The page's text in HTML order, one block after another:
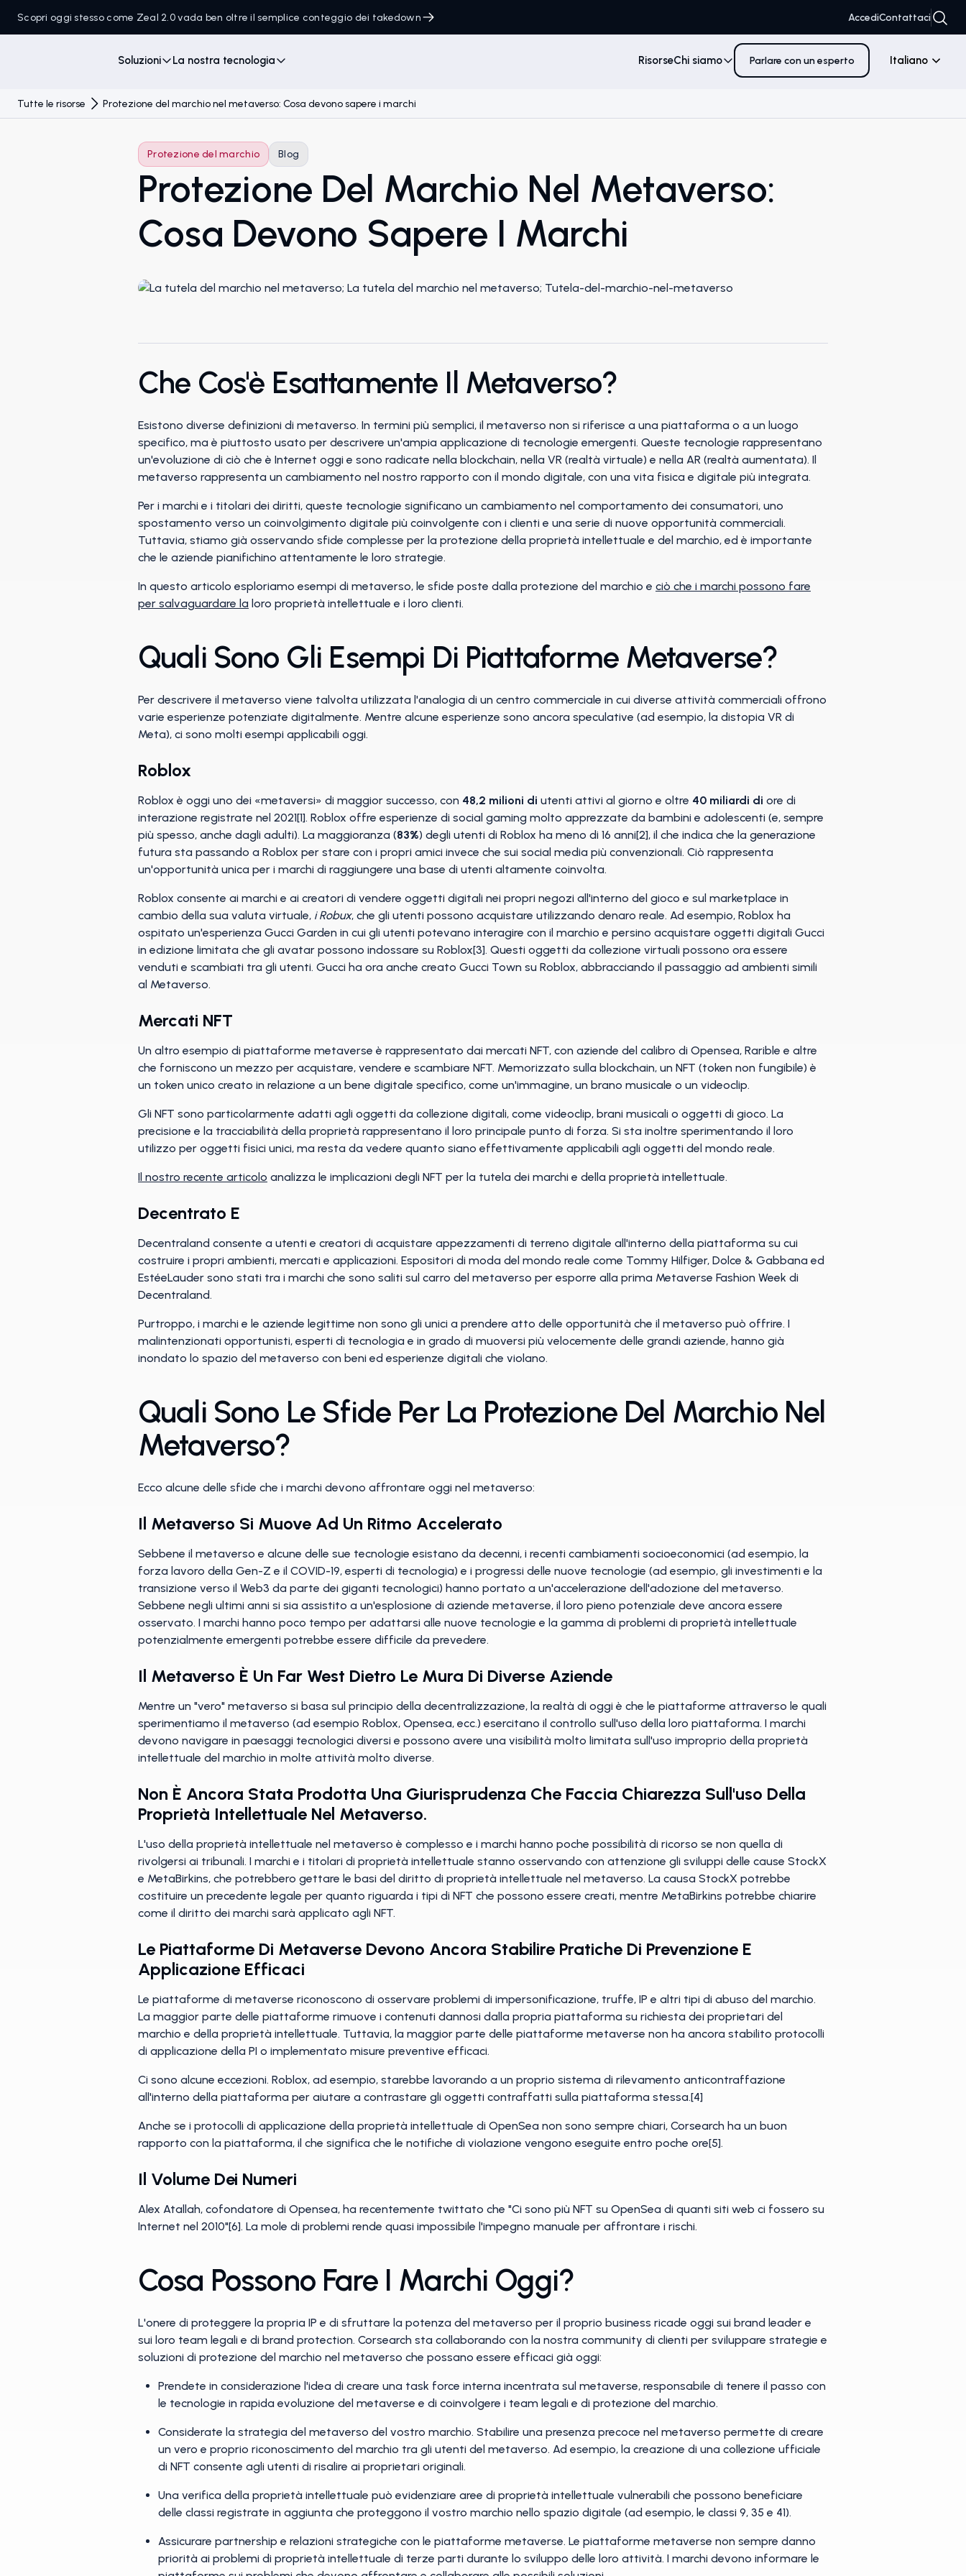
Scopri oggi stesso come Zeal 2.0 vada ben oltre il semplice conteggio dei takedown AccediContattaci
Soluzioni La nostra tecnologia RisorseChi siamo Parlare con un esperto Italiano
Tutte le risorse Protezione del marchio nel metaverso: Cosa devono sapere i marchi
Protezione del marchio Blog
Protezione Del Marchio Nel Metaverso:
Cosa Devono Sapere I Marchi
Che Cos'è Esattamente Il Metaverso?
Esistono diverse definizioni di metaverso. In termini più semplici, il metaverso non si riferisce a una piattaforma o a un luogo
specifico, ma è piuttosto usato per descrivere un'ampia applicazione di tecnologie emergenti. Queste tecnologie rappresentano
un'evoluzione di ciò che è Internet oggi e sono radicate nella blockchain, nella VR (realtà virtuale) e nella AR (realtà aumentata). Il
metaverso rappresenta un cambiamento nel nostro rapporto con il mondo digitale, con una vita fisica e digitale più integrata.
Per i marchi e i titolari dei diritti, queste tecnologie significano un cambiamento nel comportamento dei consumatori, uno
spostamento verso un coinvolgimento digitale più coinvolgente con i clienti e una serie di nuove opportunità commerciali.
Tuttavia, stiamo già osservando sfide complesse per la protezione della proprietà intellettuale e del marchio, ed è importante
che le aziende pianifichino attentamente le loro strategie.
In questo articolo esploriamo esempi di metaverso, le sfide poste dalla protezione del marchio e ciò che i marchi possono fare
per salvaguardare la loro proprietà intellettuale e i loro clienti.
Quali Sono Gli Esempi Di Piattaforme Metaverse?
Per descrivere il metaverso viene talvolta utilizzata l'analogia di un centro commerciale in cui diverse attività commerciali offrono
varie esperienze potenziate digitalmente. Mentre alcune esperienze sono ancora speculative (ad esempio, la distopia VR di
Meta), ci sono molti esempi applicabili oggi.
Roblox
Roblox è oggi uno dei «metaversi» di maggior successo, con 48,2 milioni di utenti attivi al giorno e oltre 40 miliardi di ore di
interazione registrate nel 2021[1]. Roblox offre esperienze di social gaming molto apprezzate da bambini e adolescenti (e, sempre
più spesso, anche dagli adulti). La maggioranza (83%) degli utenti di Roblox ha meno di 16 anni[2], il che indica che la generazione
futura sta passando a Roblox per stare con i propri amici invece che sui social media più convenzionali. Ciò rappresenta
un'opportunità unica per i marchi di raggiungere una base di utenti altamente coinvolta.
Roblox consente ai marchi e ai creatori di vendere oggetti digitali nei propri negozi all'interno del gioco e sul marketplace in
cambio della sua valuta virtuale, i Robux, che gli utenti possono acquistare utilizzando denaro reale. Ad esempio, Roblox ha
ospitato un'esperienza Gucci Garden in cui gli utenti potevano interagire con il marchio e persino acquistare oggetti digitali Gucci
in edizione limitata che gli avatar possono indossare su Roblox[3]. Questi oggetti da collezione virtuali possono ora essere
venduti e scambiati tra gli utenti. Gucci ha ora anche creato Gucci Town su Roblox, abbracciando il passaggio ad ambienti simili
al Metaverso.
Mercati NFT
Un altro esempio di piattaforme metaverse è rappresentato dai mercati NFT, con aziende del calibro di Opensea, Rarible e altre
che forniscono un mezzo per acquistare, vendere e scambiare NFT. Memorizzato sulla blockchain, un NFT (token non fungibile) è
un token unico creato in relazione a un bene digitale specifico, come un'immagine, un brano musicale o un videoclip.
Gli NFT sono particolarmente adatti agli oggetti da collezione digitali, come videoclip, brani musicali o oggetti di gioco. La
precisione e la tracciabilità della proprietà rappresentano il loro principale punto di forza. Si sta inoltre sperimentando il loro
utilizzo per oggetti fisici unici, ma resta da vedere quanto siano effettivamente applicabili agli oggetti del mondo reale.
Il nostro recente articolo analizza le implicazioni degli NFT per la tutela dei marchi e della proprietà intellettuale.
Decentrato E
Decentraland consente a utenti e creatori di acquistare appezzamenti di terreno digitale all'interno della piattaforma su cui
costruire i propri ambienti, mercati e applicazioni. Espositori di moda del mondo reale come Tommy Hilfiger, Dolce & Gabbana ed
EstéeLauder sono stati tra i marchi che sono saliti sul carro del metaverso per esporre alla prima Metaverse Fashion Week di
Decentraland.
Purtroppo, i marchi e le aziende legittime non sono gli unici a prendere atto delle opportunità che il metaverso può offrire. I
malintenzionati opportunisti, esperti di tecnologia e in grado di muoversi più velocemente delle grandi aziende, hanno già
inondato lo spazio del metaverso con beni ed esperienze digitali che violano.
Quali Sono Le Sfide Per La Protezione Del Marchio Nel
Metaverso?
Ecco alcune delle sfide che i marchi devono affrontare oggi nel metaverso:
Il Metaverso Si Muove Ad Un Ritmo Accelerato
Sebbene il metaverso e alcune delle sue tecnologie esistano da decenni, i recenti cambiamenti socioeconomici (ad esempio, la
forza lavoro della Gen-Z e il COVID-19, esperti di tecnologia) e i progressi delle nuove tecnologie (ad esempio, gli investimenti e la
transizione verso il Web3 da parte dei giganti tecnologici) hanno portato a un'accelerazione dell'adozione del metaverso.
Sebbene negli ultimi anni si sia assistito a un'esplosione di aziende metaverse, il loro pieno potenziale deve ancora essere
osservato. I marchi hanno poco tempo per adattarsi alle nuove tecnologie e la gamma di problemi di proprietà intellettuale
potenzialmente emergenti potrebbe essere difficile da prevedere.
Il Metaverso È Un Far West Dietro Le Mura Di Diverse Aziende
Mentre un "vero" metaverso si basa sul principio della decentralizzazione, la realtà di oggi è che le piattaforme attraverso le quali
sperimentiamo il metaverso (ad esempio Roblox, Opensea, ecc.) esercitano il controllo sull'uso della loro piattaforma. I marchi
devono navigare in paesaggi tecnologici diversi e possono avere una visibilità molto limitata sull'uso improprio della proprietà
intellettuale del marchio in molte attività molto diverse.
Non È Ancora Stata Prodotta Una Giurisprudenza Che Faccia Chiarezza Sull'uso Della
Proprietà Intellettuale Nel Metaverso.
L'uso della proprietà intellettuale nel metaverso è complesso e i marchi hanno poche possibilità di ricorso se non quella di
rivolgersi ai tribunali. I marchi e i titolari di proprietà intellettuale stanno osservando con attenzione gli sviluppi delle cause StockX
e MetaBirkins, che potrebbero gettare le basi del diritto di proprietà intellettuale nel metaverso. La causa StockX potrebbe
costituire un precedente legale per quanto riguarda i tipi di NFT che possono essere creati, mentre MetaBirkins potrebbe chiarire
come il diritto dei marchi sarà applicato agli NFT.
Le Piattaforme Di Metaverse Devono Ancora Stabilire Pratiche Di Prevenzione E
Applicazione Efficaci
Le piattaforme di metaverse riconoscono di osservare problemi di impersonificazione, truffe, IP e altri tipi di abuso del marchio.
La maggior parte delle piattaforme rimuove i contenuti dannosi dalla propria piattaforma su richiesta dei proprietari del
marchio e della proprietà intellettuale. Tuttavia, la maggior parte delle piattaforme metaverse non ha ancora stabilito protocolli
di applicazione della PI o implementato misure preventive efficaci.
Ci sono alcune eccezioni. Roblox, ad esempio, starebbe lavorando a un proprio sistema di rilevamento anticontraffazione
all'interno della piattaforma per aiutare a contrastare gli oggetti contraffatti sulla piattaforma stessa.[4]
Anche se i protocolli di applicazione della proprietà intellettuale di OpenSea non sono sempre chiari, Corsearch ha un buon
rapporto con la piattaforma, il che significa che le notifiche di violazione vengono eseguite entro poche ore[5].
Il Volume Dei Numeri
Alex Atallah, cofondatore di Opensea, ha recentemente twittato che "Ci sono più NFT su OpenSea di quanti siti web ci fossero su
Internet nel 2010"[6]. La mole di problemi rende quasi impossibile l'impegno manuale per affrontare i rischi.
Cosa Possono Fare I Marchi Oggi?
L'onere di proteggere la propria IP e di sfruttare la potenza del metaverso per il proprio business ricade oggi sui brand leader e
sui loro team legali e di brand protection. Corsearch sta collaborando con la nostra community di clienti per sviluppare strategie e
soluzioni di protezione del marchio nel metaverso che possano essere efficaci già oggi:
Prendete in considerazione l'idea di creare una task force interna incentrata sul metaverse, responsabile di tenere il passo con
le tecnologie in rapida evoluzione del metaverse e di coinvolgere i team legali e di protezione del marchio.
Considerate la strategia del metaverso del vostro marchio. Stabilire una presenza precoce nel metaverso permette di creare
un vero e proprio riconoscimento del marchio tra gli utenti del metaverso. Ad esempio, la creazione di una collezione ufficiale
di NFT consente agli utenti di risalire ai proprietari originali.
Una verifica della proprietà intellettuale può evidenziare aree di proprietà intellettuale vulnerabili che possono beneficiare
delle classi registrate in aggiunta che proteggono il vostro marchio nello spazio digitale (ad esempio, le classi 9, 35 e 41).
Assicurare partnership e relazioni strategiche con le piattaforme metaverse. Le piattaforme metaverse non sempre danno
priorità ai problemi di proprietà intellettuale di terze parti durante lo sviluppo delle loro attività. I marchi devono informare le